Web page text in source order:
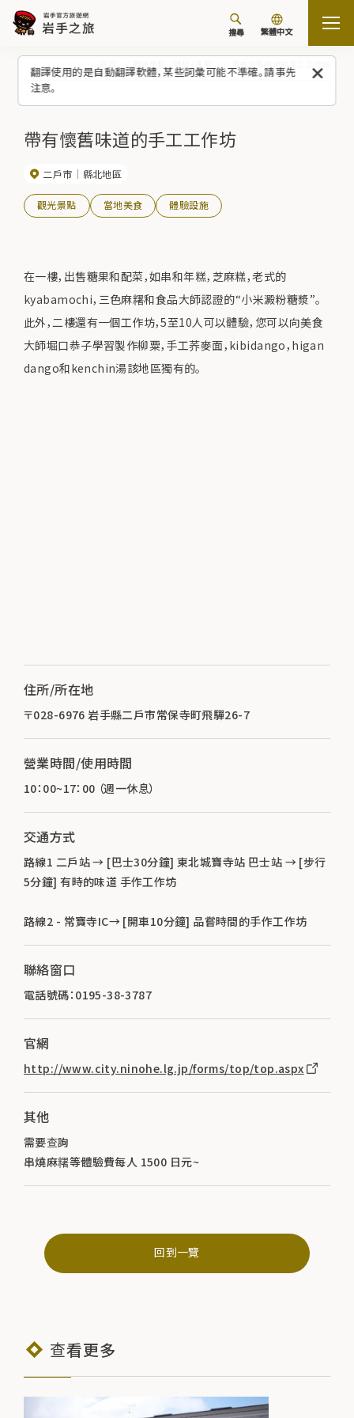
翻譯使用的是自動翻譯軟體，某些詞彙可能不準確。請事先
注意。
搜尋 繁體中文
觀光景點／體驗（清單）
帶有懷舊味道的手工工作坊
二戶市 縣北地區
觀光景點 當地美食 體驗設施
在一樓，出售糖果和配菜，如串和年糕，芝麻糕，老式的
kyabamochi，三色麻糬和食品大師認證的“小米澱粉糖漿”。
此外，二樓還有一個工作坊，5至10人可以體驗，您可以向美食
大師堀口恭子學習製作柳粟，手工荞麥面，kibidango，higan
dango和kenchin湯該地區獨有的。
住所/所在地
〒028-6976 岩手縣二戶市常保寺町飛驒26-7
營業時間/使用時間
10：00~17：00 （週一休息）
交通方式
路線1 二戶站 → [巴士30分鐘] 東北城寶寺站 巴士站 → [步行
5分鐘] 有時的味道 手作工作坊
路線2 - 常寶寺IC→ [開車10分鐘] 品嘗時間的手作工作坊
聯絡窗口
電話號碼：0195-38-3787
官網
http://www.city.ninohe.lg.jp/forms/top/top.aspx
其他
需要查詢
串燒麻糬等體驗費每人 1500 日元~
回到一覽
查看更多